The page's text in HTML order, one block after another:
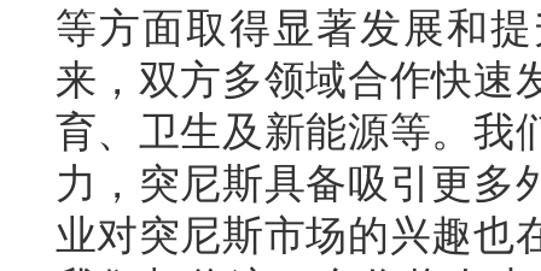
等方面取得显著发展和
来，双方多领域合作快速
育、卫生及新能源等。我
力，突尼斯具备吸引更多
业对突尼斯市场的兴趣也